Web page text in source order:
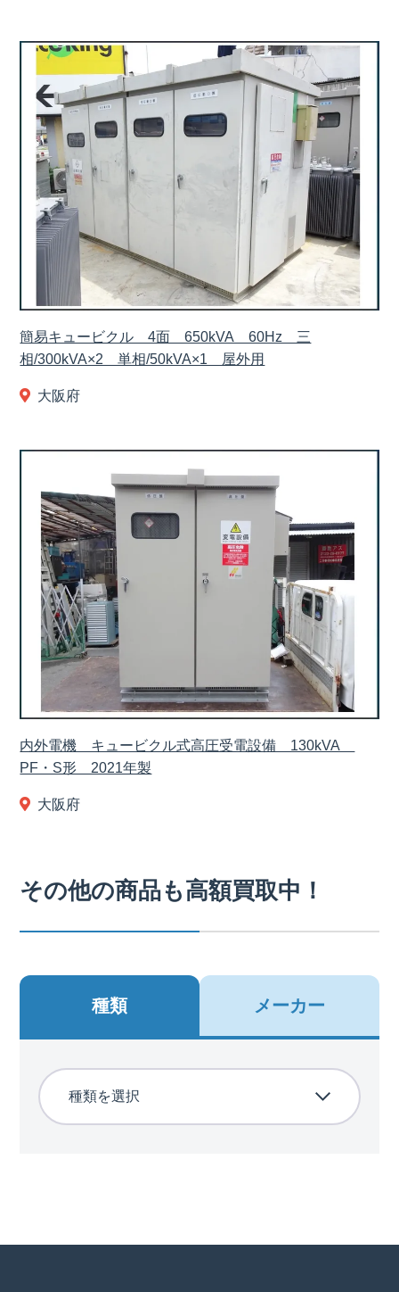
簡易キュービクル 4面 650kVA 60Hz 三
相/300kVA×2 単相/50kVA×1 屋外用
大阪府
内外電機 キュービクル式高圧受電設備 130kVA
PF・S形 2021年製
大阪府
その他の商品も高額買取中！
種類 メーカー